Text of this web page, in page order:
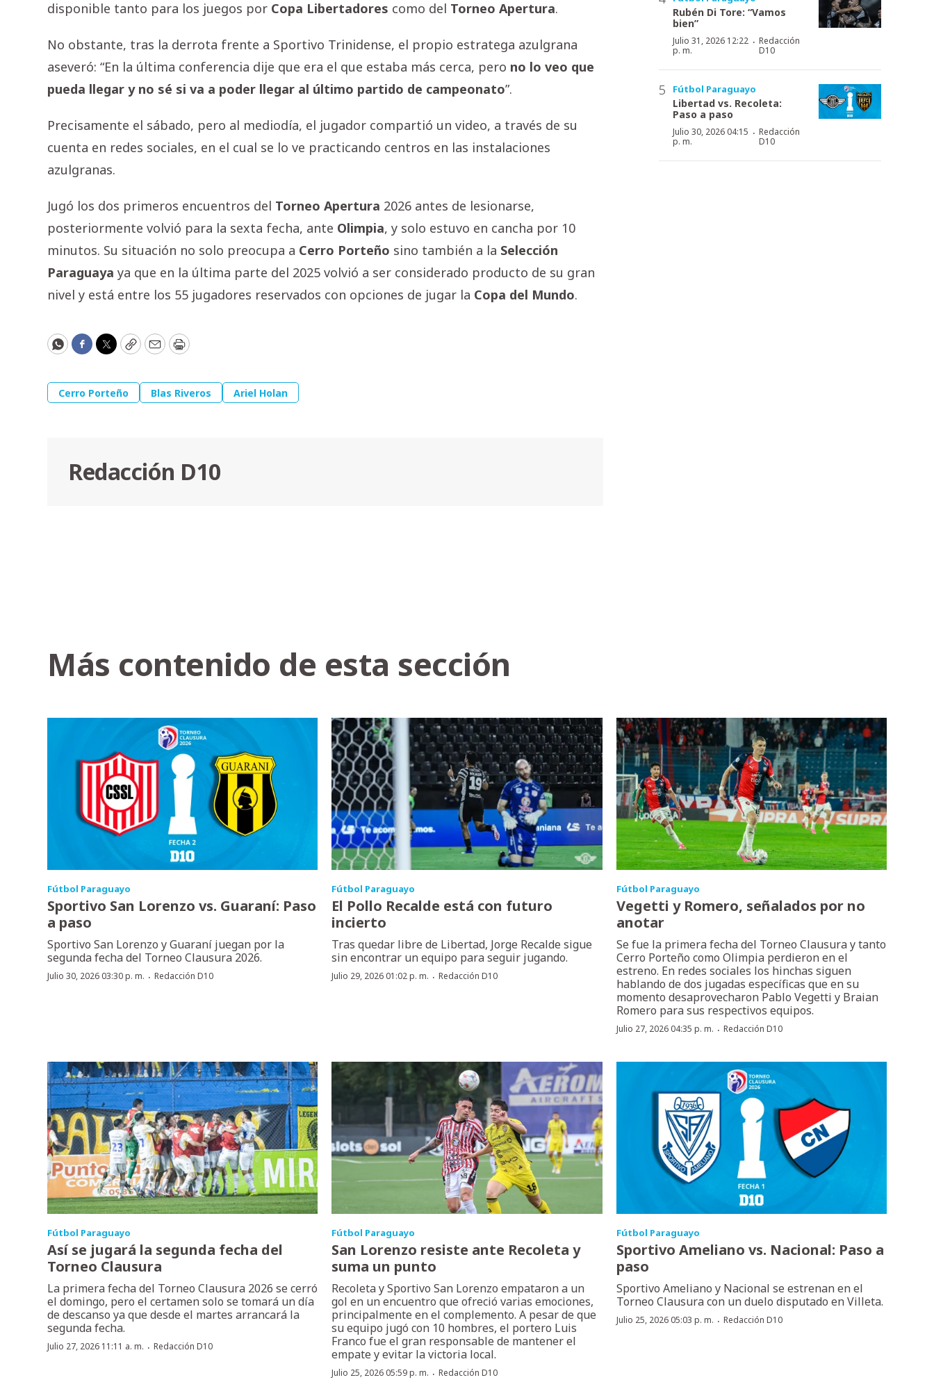
disponible tanto para los juegos por Copa Libertadores como del Torneo Apertura.
No obstante, tras la derrota frente a Sportivo Trinidense, el propio estratega azulgrana
aseveró: “En la última conferencia dije que era el que estaba más cerca, pero no lo veo que
pueda llegar y no sé si va a poder llegar al último partido de campeonato”.
Precisamente el sábado, pero al mediodía, el jugador compartió un video, a través de su
cuenta en redes sociales, en el cual se lo ve practicando centros en las instalaciones
azulgranas.
Jugó los dos primeros encuentros del Torneo Apertura 2026 antes de lesionarse,
posteriormente volvió para la sexta fecha, ante Olimpia, y solo estuvo en cancha por 10
minutos. Su situación no solo preocupa a Cerro Porteño sino también a la Selección
Paraguaya ya que en la última parte del 2025 volvió a ser considerado producto de su gran
nivel y está entre los 55 jugadores reservados con opciones de jugar la Copa del Mundo.
WhatsApp
Facebook
Twitter
CopyEmailPrint
Cerro Porteño Blas Riveros Ariel Holan
Redacción D10
Rubén Di Tore: “Vamos
bien”
Julio 31, 2026 12:22
p. m.
· Redacción
D10
Fútbol Paraguayo
Libertad vs. Recoleta:
Paso a paso
Julio 30, 2026 04:15
p. m.
· Redacción
D10
Más contenido de esta sección
Fútbol Paraguayo
Sportivo San Lorenzo vs. Guaraní: Paso
a paso
Sportivo San Lorenzo y Guaraní juegan por la
segunda fecha del Torneo Clausura 2026.
Julio 30, 2026 03:30 p. m. · Redacción D10
Fútbol Paraguayo
El Pollo Recalde está con futuro
incierto
Tras quedar libre de Libertad, Jorge Recalde sigue
sin encontrar un equipo para seguir jugando.
Julio 29, 2026 01:02 p. m. ·Redacción D10
Fútbol Paraguayo
Vegetti y Romero, señalados por no
anotar
Se fue la primera fecha del Torneo Clausura y tanto
Cerro Porteño como Olimpia perdieron en el
estreno. En redes sociales los hinchas siguen
hablando de dos jugadas específicas que en su
momento desaprovecharon Pablo Vegetti y Braian
Romero para sus respectivos equipos.
Julio 27, 2026 04:35 p. m. · Redacción D10
Fútbol Paraguayo
Así se jugará la segunda fecha del
Torneo Clausura
La primera fecha del Torneo Clausura 2026 se cerró
el domingo, pero el certamen solo se tomará un día
de descanso ya que desde el martes arrancará la
segunda fecha.
Julio 27, 2026 11:11 a. m. · Redacción D10
Fútbol Paraguayo
San Lorenzo resiste ante Recoleta y
suma un punto
Recoleta y Sportivo San Lorenzo empataron a un
gol en un encuentro que ofreció varias emociones,
principalmente en el complemento. A pesar de que
su equipo jugó con 10 hombres, el portero Luis
Franco fue el gran responsable de mantener el
empate y evitar la victoria local.
Julio 25, 2026 05:59 p. m. ·Redacción D10
Fútbol Paraguayo
Sportivo Ameliano vs. Nacional: Paso a
paso
Sportivo Ameliano y Nacional se estrenan en el
Torneo Clausura con un duelo disputado en Villeta.
Julio 25, 2026 05:03 p. m. · Redacción D10